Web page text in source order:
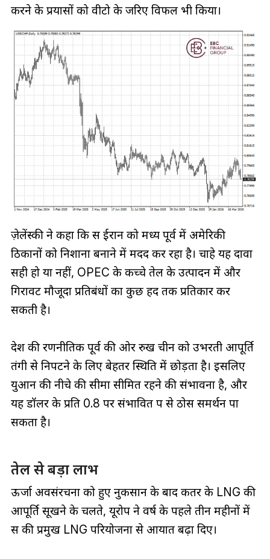
करने के प्रयासों को वीटो के जरिए विफल भी किया।
ज़ेलेंस्की ने कहा कि रूस ईरान को मध्य पूर्व में अमेरिकी
ठिकानों को निशाना बनाने में मदद कर रहा है। चाहे यह दावा
सही हो या नहीं, OPEC के कच्चे तेल के उत्पादन में और
गिरावट मौजूदा प्रतिबंधों का कुछ हद तक प्रतिकार कर
सकती है।
देश की रणनीतिक पूर्व की ओर रुख चीन को उभरती आपूर्ति
तंगी से निपटने के लिए बेहतर स्थिति में छोड़ता है। इसलिए
युआन की नीचे की सीमा सीमित रहने की संभावना है, और
यह डॉलर के प्रति 0.8 पर संभावित रूप से ठोस समर्थन पा
सकता है।
तेल से बड़ा लाभ
ऊर्जा अवसंरचना को हुए नुकसान के बाद कतर के LNG की
आपूर्ति सूखने के चलते, यूरोप ने वर्ष के पहले तीन महीनों में
रूस की प्रमुख LNG परियोजना से आयात बढ़ा दिए।